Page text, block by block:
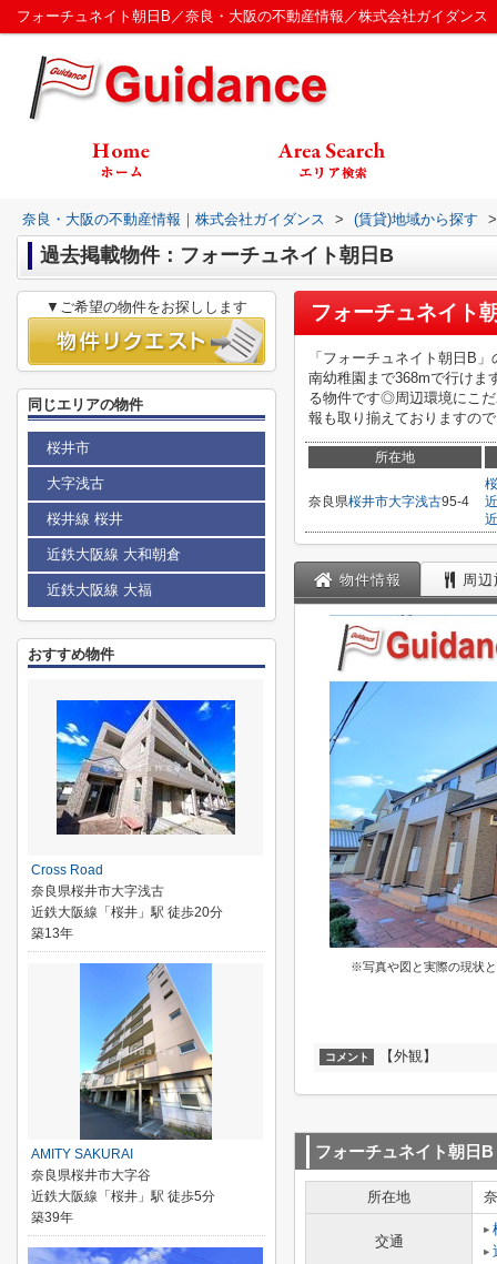
フォーチュネイト朝日B／奈良・大阪の不動産情報／株式会社ガイダンス
奈良・大阪の不動産情報｜株式会社ガイダンス > (賃貸)地域から探す >
過去掲載物件：フォーチュネイト朝日B
フォーチュネイト
「フォーチュネイト朝日B
南幼稚園まで368mで行け
る物件です◎周辺環境にこ
報も取り揃えておりますの
所在地
奈良県桜井市大字浅古95-4
物件情報 周
※写真や図と実際の現状
コメント 【外観】
フォーチュネイト朝日B
所在地
交通
▼ご希望の物件をお探しします
同じエリアの物件
桜井市
大字浅古
桜井線 桜井
近鉄大阪線 大和朝倉
近鉄大阪線 大福
おすすめ物件
Cross Road
奈良県桜井市大字浅古
近鉄大阪線「桜井」駅 徒歩20分
築13年
AMITY SAKURAI
奈良県桜井市大字谷
近鉄大阪線「桜井」駅 徒歩5分
築39年